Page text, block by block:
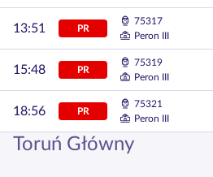
13:51 PR
75317
Peron III
15:48 PR
75319
Peron III
18:56 PR
75321
Peron III
Toruń Główny